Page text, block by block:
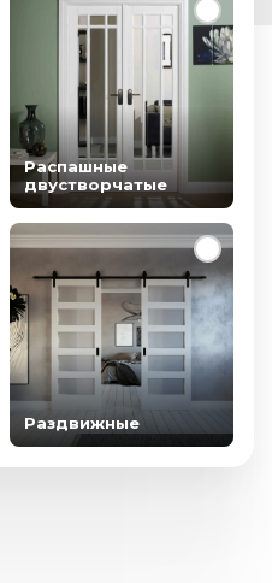
Распашные
двустворчатые
Раздвижные